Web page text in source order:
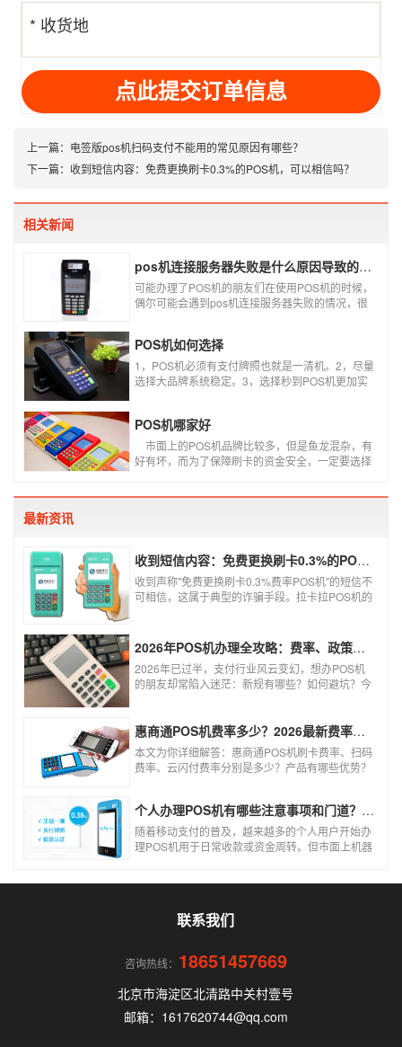
* 收货地
址
上一篇： 电签版pos机扫码支付不能用的常见原因有哪些？
下一篇： 收到短信内容：免费更换刷卡0.3%的POS机，可以相信吗？
相关新闻
pos机连接服务器失败是什么原因导致的？附解决办法
可能办理了POS机的朋友们在使用POS机的时候，
偶尔可能会遇到pos机连接服务器失败的情况，很
失败是什么原因导致的？以及出现这种情况又该如
何解决。
POS机如何选择
1，POS机必须有支付牌照也就是一清机。2，尽量
选择大品牌系统稳定。3，选择秒到POS机更加实
选择大POS机。6，个人使用的POS机，系统要支
持商户智能切换智能匹配。7，必须是标准类商户
不可以跳类别或者跳区域。8，了解自己的需求选
POS机哪家好
​ 市面上的POS机品牌比较多，但是鱼龙混杂，有
好有坏，而为了保障刷卡的资金安全，一定要选择
最新资讯
收到短信内容：免费更换刷卡0.3%的POS机，可以相信吗？
收到声称"免费更换刷卡0.3%费率POS机"的短信不
可相信，这属于典型的诈骗手段。拉卡拉POS机的
风险。以下结合权威信息分析原因及应对建议：2026年POS机办理全攻略：费率、政策、避坑一篇讲清
2026年已过半，支付行业风云变幻，想办POS机
的朋友却常陷入迷茫：新规有哪些？如何避坑？今
使用！
惠商通POS机费率多少？2026最新费率标准及办理全攻略
本文为你详细解答：惠商通POS机刷卡费率、扫码
费率、云闪付费率分别是多少？产品有哪些优势？
个人办理POS机有哪些注意事项和门道？（2026最新避坑指南）
随着移动支付的普及，越来越多的个人用户开始办
理POS机用于日常收款或资金周转。但市面上机器
联系我们
咨询热线： 18651457669
北京市海淀区北清路中关村壹号
邮箱：1617620744@qq.com